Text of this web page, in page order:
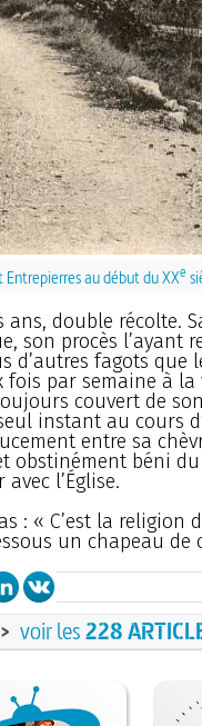
au début du XXe
ans, double récolte.
son procès l’ayant
d’autres fagots que
par semaine à la
couvert de
instant au cours
entre sa
obstinément béni
l’Église.
: « C’est la religion
un chapeau de
voir les228